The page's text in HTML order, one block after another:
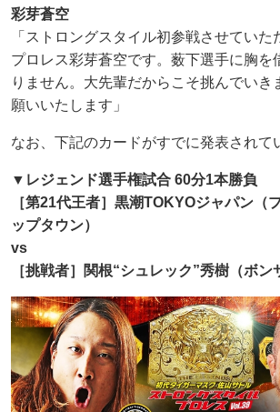
彩芽蒼空
「ストロングスタイル初参戦させていた
プロレス彩芽蒼空です。薮下選手に胸を
りません。大先輩だからこそ挑んでいき
願いいたします」
なお、下記のカードがすでに発表されて
▼レジェンド選手権試合 60分1本勝負
［第21代王者］黒潮TOKYOジャパン（
ップタウン）
vs
［挑戦者］関根“シュレック”秀樹（ボン